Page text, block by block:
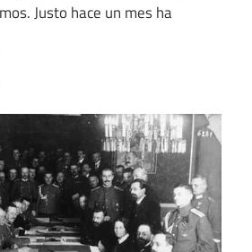
Justo hace un mes ha